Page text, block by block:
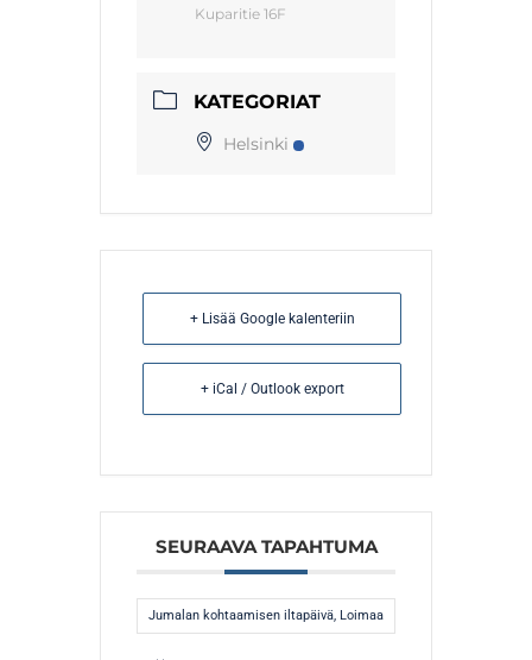
Kuparitie 16F
KATEGORIAT
Helsinki
+ Lisää Google kalenteriin
+ iCal / Outlook export
SEURAAVA TAPAHTUMA
Jumalan kohtaamisen iltapäivä, Loimaa